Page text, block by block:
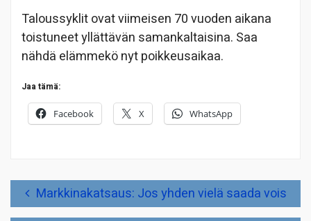
Taloussyklit ovat viimeisen 70 vuoden aikana
toistuneet yllättävän samankaltaisina. Saa
nähdä elämmekö nyt poikkeusaikaa.
Jaa tämä:
Facebook X WhatsApp
Artikkelien
selausMarkkinakatsaus: Jos yhden vielä saada vois